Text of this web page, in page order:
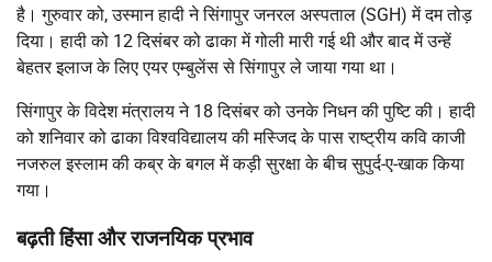
है। गुरुवार को, उस्मान हादी ने सिंगापुर जनरल अस्पताल (SGH) में दम तोड़
दिया। हादी को 12 दिसंबर को ढाका में गोली मारी गई थी और बाद में उन्हें
बेहतर इलाज के लिए एयर एम्बुलेंस से सिंगापुर ले जाया गया था।
सिंगापुर के विदेश मंत्रालय ने 18 दिसंबर को उनके निधन की पुष्टि की। हादी
को शनिवार को ढाका विश्वविद्यालय की मस्जिद के पास राष्ट्रीय कवि काजी
नजरुल इस्लाम की कब्र के बगल में कड़ी सुरक्षा के बीच सुपुर्द-ए-खाक किया
गया।
बढ़ती हिंसा और राजनयिक प्रभाव